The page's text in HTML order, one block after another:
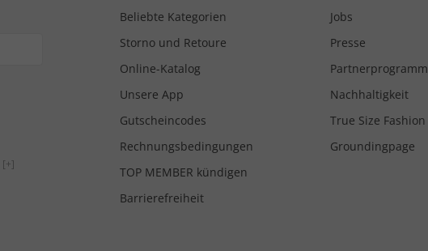
[+]
Beliebte Kategorien
Storno und Retoure
Online-Katalog
Unsere App
Gutscheincodes
Rechnungsbedingungen
TOP MEMBER kündigen
Barrierefreiheit
Jobs
Presse
Partnerprogramm
Nachhaltigkeit
True Size Fashion
Groundingpage